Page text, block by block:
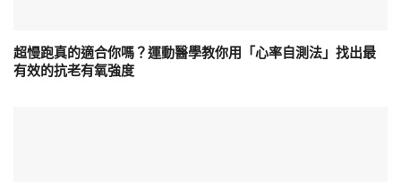
超慢跑真的適合你嗎？運動醫學教你用「心率自測法」找出最
有效的抗老有氧強度